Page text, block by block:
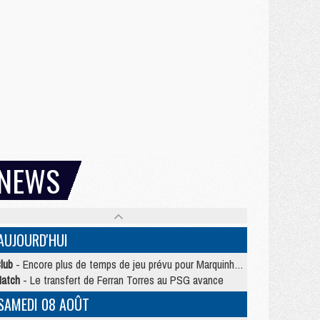
- Encore plus de temps de jeu prévu pour Marquinhos et les Portugais en Supercoupe
- Le transfert de Ferran Torres au PSG avance
08 AOÛT